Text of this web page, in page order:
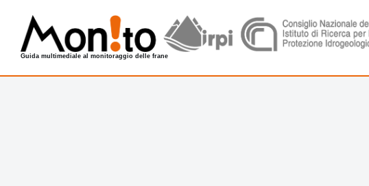
Guida multimediale al monitoraggio delle frane